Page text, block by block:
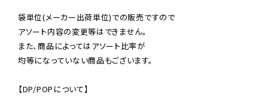
袋単位(メーカー出荷単位)での販売ですので
アソート内容の変更等はできません。
また、商品によってはアソート比率が
均等になっていない商品もございます。
【DP/POPについて】